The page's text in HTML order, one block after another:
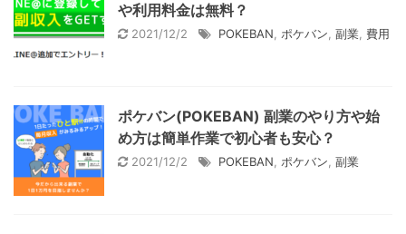
や利用料金は無料？
2021/12/2 POKEBAN ポケバン 副業 費用
ポケバン(POKEBAN) 副業のやり方や始
め方は簡単作業で初心者も安心？
2021/12/2 POKEBAN ポケバン 副業